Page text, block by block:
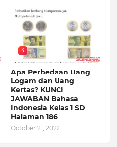
4
Apa Perbedaan Uang
Logam dan Uang
Kertas? KUNCI
JAWABAN Bahasa
Indonesia Kelas 1 SD
Halaman 186
October 21, 2022